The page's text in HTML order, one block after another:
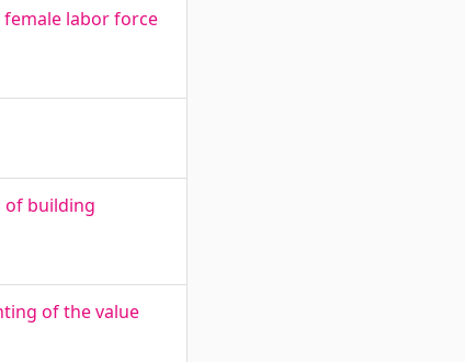
female labor force
of building
of the value